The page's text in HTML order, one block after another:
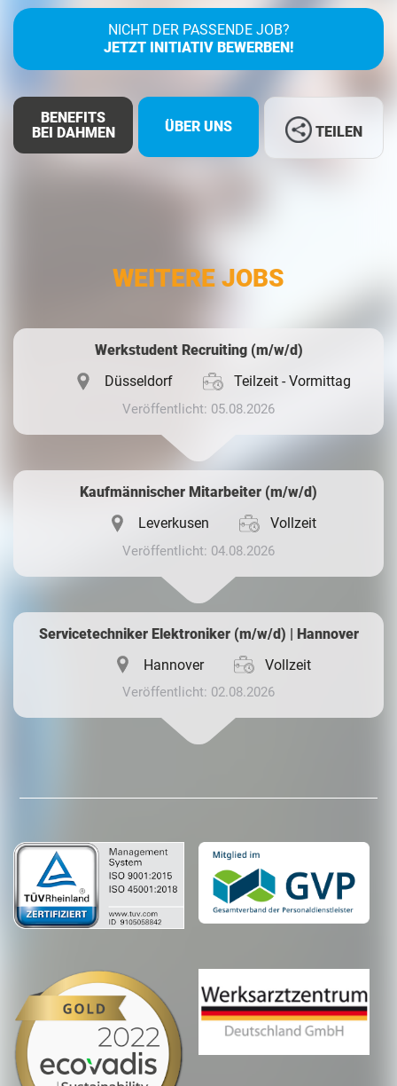
NICHT DER PASSENDE JOB?
JETZT INITIATIV BEWERBEN!
BENEFITS
BEI DAHMEN
ÜBER UNS TEILEN
WEITERE JOBS
Werkstudent Recruiting (m/w/d)
Düsseldorf
Teilzeit - Vormittag
Veröffentlicht: 05.08.2026
Kaufmännischer Mitarbeiter (m/w/d)
Leverkusen
Vollzeit
Veröffentlicht: 04.08.2026
Servicetechniker Elektroniker (m/w/d) | Hannover
Hannover
Vollzeit
Veröffentlicht: 02.08.2026